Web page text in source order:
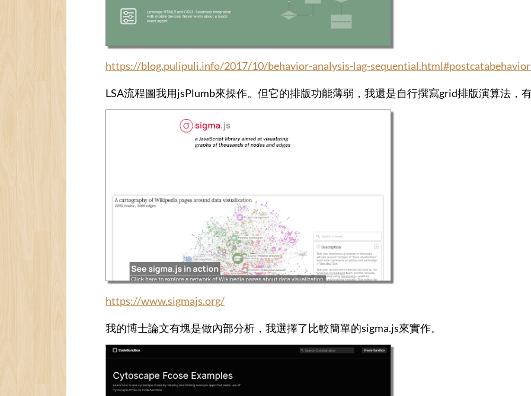
https://blog.pulipuli.info/2017/10/behavior-analysis-lag-
LSA流程圖我用jsPlumb來操作。但它的排版功能薄弱，我還是自行撰寫grid排版演算法，
https://www.sigmajs.org/
我的博士論文有塊是做內部分析，我選擇了比較簡單的sigma.js來實作。